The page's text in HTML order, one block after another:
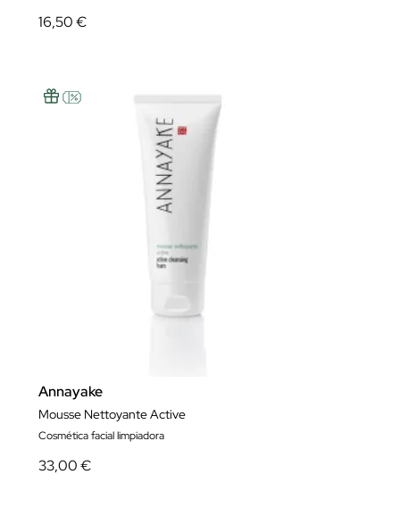
16,50 €
Annayake
Mousse Nettoyante Active
Cosmética facial limpiadora
33,00 €